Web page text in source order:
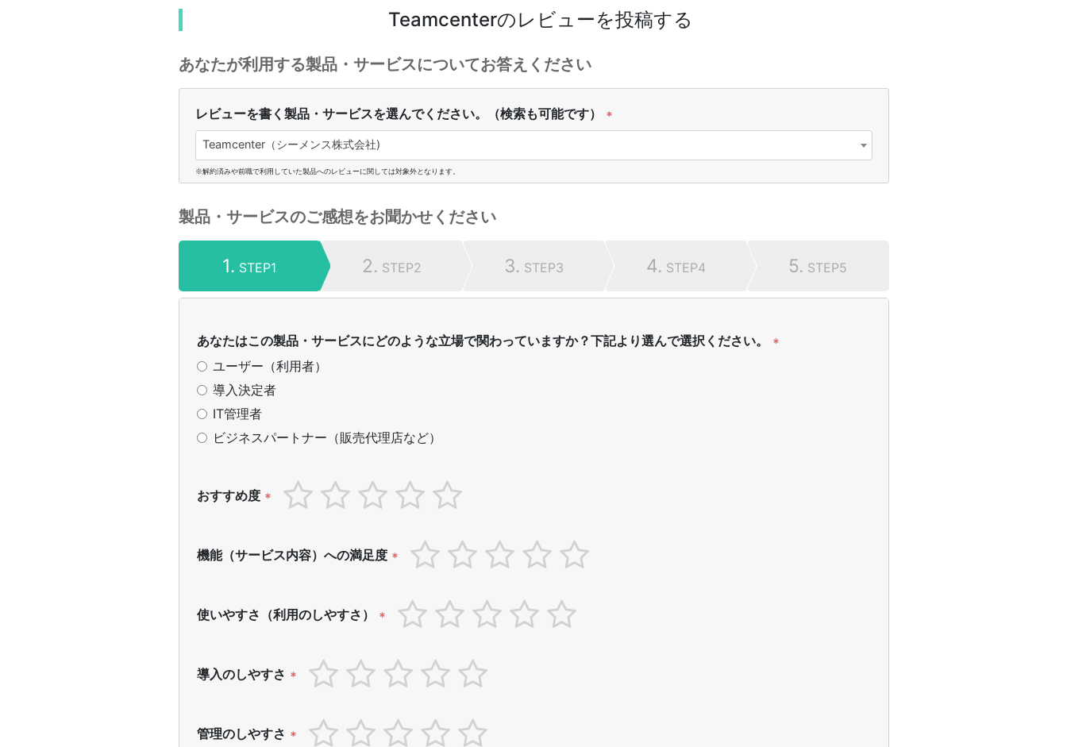
Teamcenterのレビューを投稿する
あなたが利用する製品・サービスについてお答えください
レビューを書く製品・サービスを選んでください。（検索も可能です） *
Teamcenter（シーメンス株式会社)
※解約済みや前職で利用していた製品へのレビューに関しては対象外となります。
製品・サービスのご感想をお聞かせください
1. STEP1 2. STEP2 3. STEP3 4. STEP4 5. STEP5
あなたはこの製品・サービスにどのような立場で関わっていますか？下記より選んで選択ください。
*
ユーザー（利用者）
導入決定者
IT管理者
ビジネスパートナー（販売代理店など）
おすすめ度 *
機能（サービス内容）への満足度 *
使いやすさ（利用のしやすさ） *
導入のしやすさ *
管理のしやすさ *